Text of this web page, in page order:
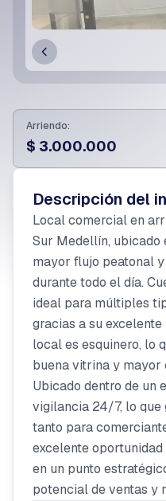
Arriendo:
$ 3.000.000
Descripción del
Local comercial en
Sur Medellín, ubicado
mayor flujo peatonal
durante todo el día.
ideal para múltiples
gracias a su
local es esquinero, lo
buena vitrina y mayor
Ubicado dentro de un
vigilancia 24/7, lo
tanto para
excelente
en un punto
potencial de ventas y